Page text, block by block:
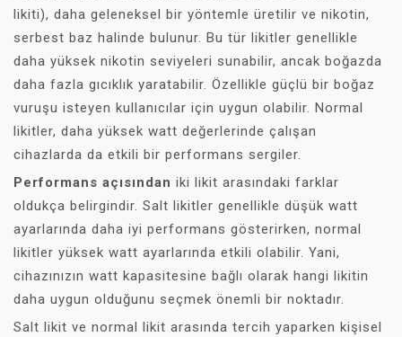
likiti), daha geleneksel bir yöntemle üretilir ve nikotin,
serbest baz halinde bulunur. Bu tür likitler genellikle
daha yüksek nikotin seviyeleri sunabilir, ancak boğazda
daha fazla gıcıklık yaratabilir. Özellikle güçlü bir boğaz
vuruşu isteyen kullanıcılar için uygun olabilir. Normal
likitler, daha yüksek watt değerlerinde çalışan
cihazlarda da etkili bir performans sergiler.
Performans açısından iki likit arasındaki farklar
oldukça belirgindir. Salt likitler genellikle düşük watt
ayarlarında daha iyi performans gösterirken, normal
likitler yüksek watt ayarlarında etkili olabilir. Yani,
cihazınızın watt kapasitesine bağlı olarak hangi likitin
daha uygun olduğunu seçmek önemli bir noktadır.
Salt likit ve normal likit arasında tercih yaparken kişisel